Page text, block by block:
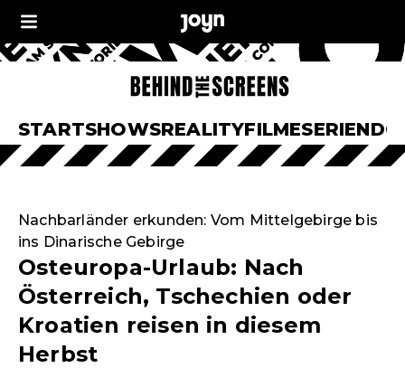
STARTSHOWSREALITYFILMESERIEN
Nachbarländer erkunden: Vom Mittelgebirge bis
ins Dinarische Gebirge
Osteuropa-Urlaub: Nach
Österreich, Tschechien oder
Kroatien reisen in diesem
Herbst